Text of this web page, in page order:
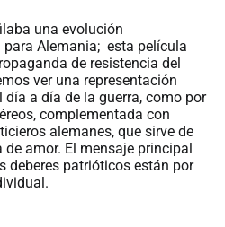
una evolución
Alemania; esta película
de resistencia del
ver una representación
a día de la guerra, como por
complementada con
alemanes, que sirve de
amor. El mensaje principal
deberes patrióticos están por